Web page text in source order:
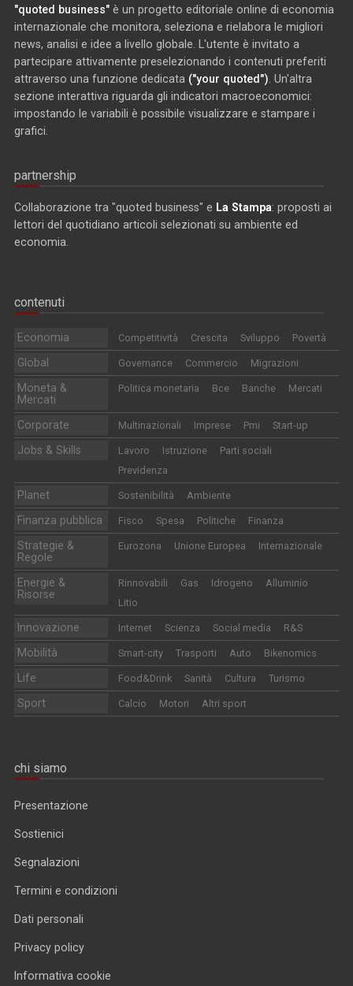
"quoted business" è un progetto editoriale online di economia
internazionale che monitora, seleziona e rielabora le migliori
news, analisi e idee a livello globale. L'utente è invitato a
partecipare attivamente preselezionando i contenuti preferiti
attraverso una funzione dedicata ("your quoted") . Un'altra
sezione interattiva riguarda gli indicatori macroeconomici:
impostando le variabili è possibile visualizzare e stampare i
grafici.
partnership
Collaborazione tra "quoted business" e La Stampa: proposti ai
lettori del quotidiano articoli selezionati su ambiente ed
economia.
contenuti
Economia Competitività Crescita Sviluppo Povertà
Global Governance Commercio Migrazioni
Moneta &
Mercati
Politica monetaria Bce Banche Mercati
Corporate Multinazionali Imprese Pmi Start-up
Jobs & Skills Lavoro Istruzione
Parti sociali
Previdenza
Planet Sostenibilità Ambiente
Finanza pubblica Fisco Spesa Politiche Finanza
Strategie &
Regole
Eurozona Unione Europea Internazionale
Energie &
Risorse
Rinnovabili Gas Idrogeno
Alluminio
Litio
Innovazione Internet Scienza Social media R&S
Mobilità Smart-city Trasporti Auto Bikenomics
Life Food&Drink Sanità Cultura Turismo
Sport Calcio Motori Altri sport
chi siamo
Presentazione
Sostienici
Segnalazioni
Termini e condizioni
Dati personali
Privacy policy
Informativa cookie